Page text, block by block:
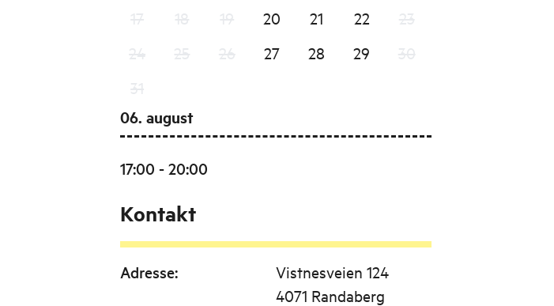
20 21 22
27 28 29
06. august
17:00 - 20:00
Kontakt
Adresse:
Vistnesveien 124
4071 Randaberg